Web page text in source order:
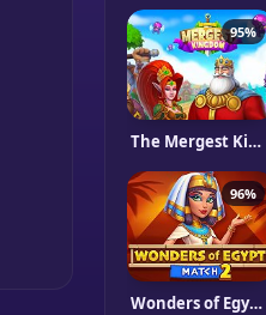
95%
The Mergest Kingdom
96%
Wonders of Egypt Match 2